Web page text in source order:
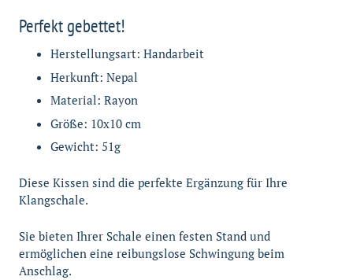
Perfekt gebettet!
Herstellungsart: Handarbeit
Herkunft: Nepal
Material: Rayon
Größe: 10x10 cm
Gewicht: 51g
Diese Kissen sind die perfekte Ergänzung für Ihre
Klangschale.
Sie bieten Ihrer Schale einen festen Stand und
ermöglichen eine reibungslose Schwingung beim
Anschlag.